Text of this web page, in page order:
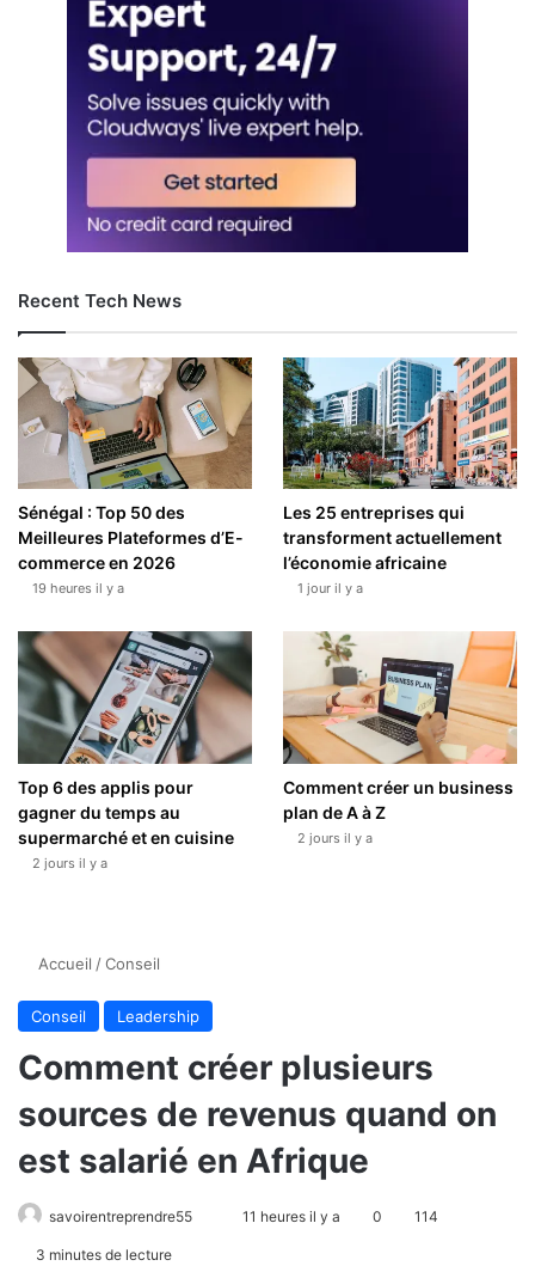
Recent Tech News
Sénégal : Top 50 des
Meilleures Plateformes d’E-
commerce en 2026
19 heures il y a
Les 25 entreprises qui
transforment actuellement
l’économie africaine
1 jour il y a
Top 6 des applis pour
gagner du temps au
supermarché et en cuisine
2 jours il y a
Comment créer un business
plan de A à Z
2 jours il y a